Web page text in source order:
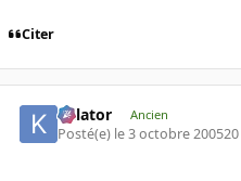
Citer
Killator Ancien
Posté(e) le 3 octobre 200520